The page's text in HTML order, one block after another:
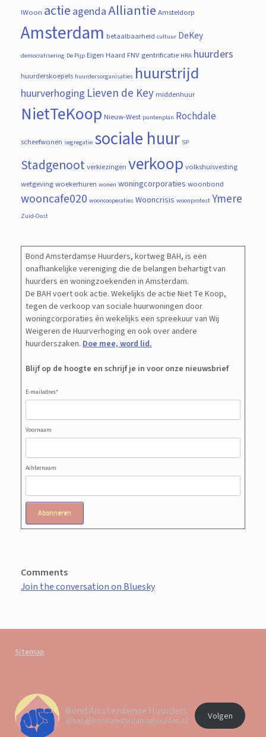
!Woon actieagendaAlliantie Amsteldorp
Amsterdam betaalbaarheid cultuur DeKey
democratisering De Pijp Eigen Haard FNV gentrificatie HRA huurders
huurderskoepels huurdersorganisaties huurstrijd
huurverhoging Lieven de Key middenhuur
NietTeKoop Nieuw-West puntenplan Rochdale
scheefwonen segregatie sociale huur SP
Stadgenootverkiezingen verkoop volkshuisvesting
wetgevingwoekerhuren wonen woningcorporaties woonbond
wooncafe020 wooncooperaties Wooncrisis woonprotest Ymere
Zuid-Oost
Bond Amsterdamse Huurders, kortweg BAH, is een
onafhankelijke vereniging die de belangen behartigt van
huurders en woningzoekenden in Amsterdam.
De BAH voert ook actie. Wekelijks de actie Niet Te Koop,
tegen de verkoop van sociale huurwoningen door
woningcorporaties én wekelijks een spreekuur van Wij
Weigeren de Huurverhoging en ook over andere
huurderszaken. Doe mee, word lid.
Blijf op de hoogte en schrijf je in voor onze nieuwsbrief
E-mailadres*
Voornaam
Achternaam
Abonneren
Comments
Join the conversation on Bluesky
Sitemap
Bond Amsterdamse Huurders
@bah@bondamsterdamsehuurders.nl Volgen